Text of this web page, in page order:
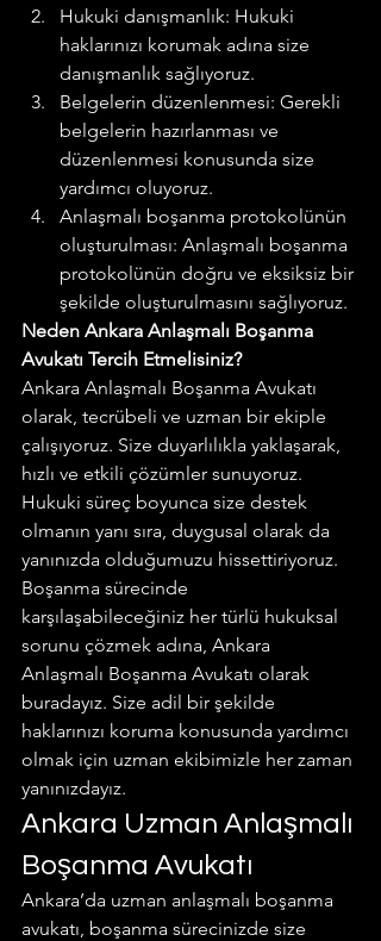
Hukuki danışmanlık: Hukuki
haklarınızı korumak adına size
danışmanlık sağlıyoruz.
Belgelerin düzenlenmesi: Gerekli
belgelerin hazırlanması ve
düzenlenmesi konusunda size
yardımcı oluyoruz.
Anlaşmalı boşanma protokolünün
oluşturulması: Anlaşmalı boşanma
protokolünün doğru ve eksiksiz bir
şekilde oluşturulmasını sağlıyoruz.
Neden Ankara Anlaşmalı Boşanma
Avukatı Tercih Etmelisiniz?
Ankara Anlaşmalı Boşanma Avukatı
olarak, tecrübeli ve uzman bir ekiple
çalışıyoruz. Size duyarlılıkla yaklaşarak,
hızlı ve etkili çözümler sunuyoruz.
Hukuki süreç boyunca size destek
olmanın yanı sıra, duygusal olarak da
yanınızda olduğumuzu hissettiriyoruz.
Boşanma sürecinde
karşılaşabileceğiniz her türlü hukuksal
sorunu çözmek adına, Ankara
Anlaşmalı Boşanma Avukatı olarak
buradayız. Size adil bir şekilde
haklarınızı koruma konusunda yardımcı
olmak için uzman ekibimizle her zaman
yanınızdayız.
Ankara Uzman Anlaşmalı
Boşanma Avukatı
Ankara’da uzman anlaşmalı boşanma
avukatı, boşanma sürecinizde size